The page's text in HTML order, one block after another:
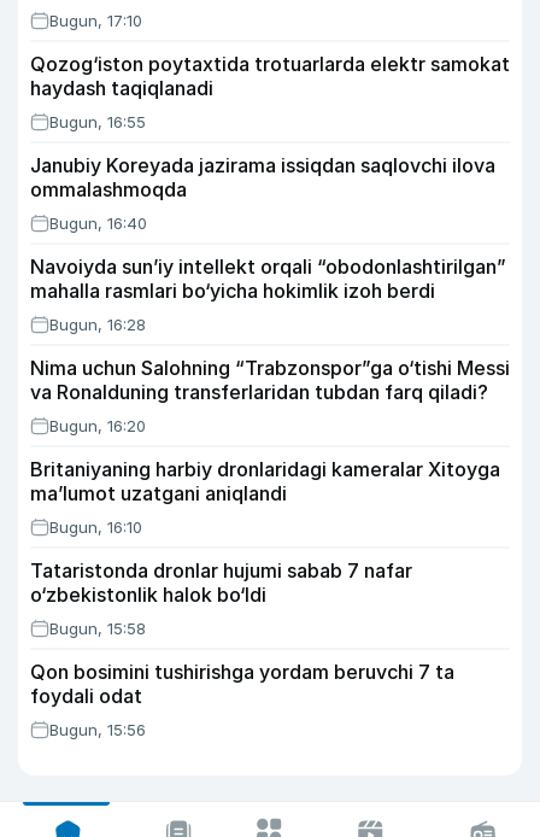
Bugun, 17:10
Qozog‘iston poytaxtida trotuarlarda elektr samokat
haydash taqiqlanadi
Bugun, 16:55
Janubiy Koreyada jazirama issiqdan saqlovchi ilova
ommalashmoqda
Bugun, 16:40
Navoiyda sun’iy intellekt orqali “obodonlashtirilgan”
mahalla rasmlari bo‘yicha hokimlik izoh berdi
Bugun, 16:28
Nima uchun Salohning “Trabzonspor”ga o‘tishi Messi
va Ronalduning transferlaridan tubdan farq qiladi?
Bugun, 16:20
Britaniyaning harbiy dronlaridagi kameralar Xitoyga
ma’lumot uzatgani aniqlandi
Bugun, 16:10
Tataristonda dronlar hujumi sabab 7 nafar
o‘zbekistonlik halok bo‘ldi
Bugun, 15:58
Qon bosimini tushirishga yordam beruvchi 7 ta
foydali odat
Bugun, 15:56